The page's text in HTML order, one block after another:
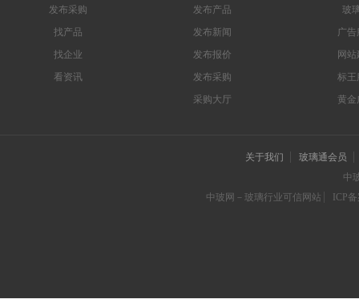
发布采购
找产品
找企业
看资讯
发布产品
发布新闻
发布报价
发布采购
采购大厅
玻
广告
网
标王
黄金
关于我们
玻璃通会员
中
中玻网－玻璃行业可信网站
ICP